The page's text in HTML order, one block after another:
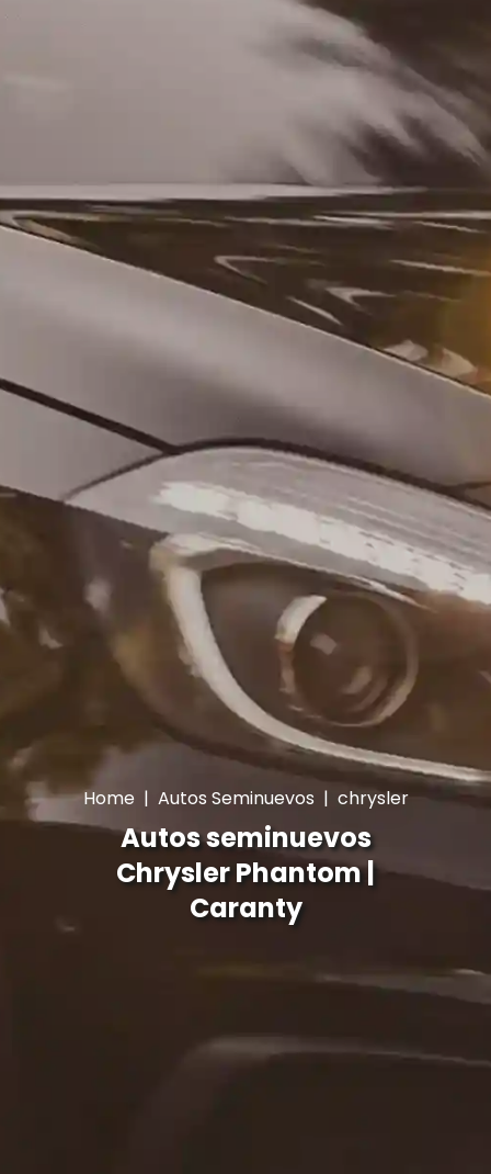
Home | Autos Seminuevos | chrysler
Autos seminuevos
Chrysler Phantom |
Caranty